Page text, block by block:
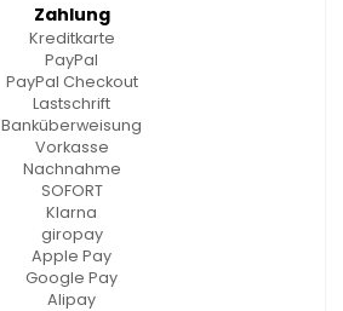
Zahlung
Kreditkarte
PayPal
PayPal Checkout
Lastschrift
Banküberweisung
Vorkasse
Nachnahme
SOFORT
Klarna
giropay
Apple Pay
Google Pay
Alipay